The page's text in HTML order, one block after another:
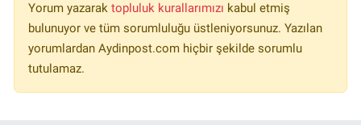
Yorum yazarak topluluk kurallarımızı kabul etmiş
bulunuyor ve tüm sorumluluğu üstleniyorsunuz. Yazılan
yorumlardan Aydinpost.com hiçbir şekilde sorumlu
tutulamaz.